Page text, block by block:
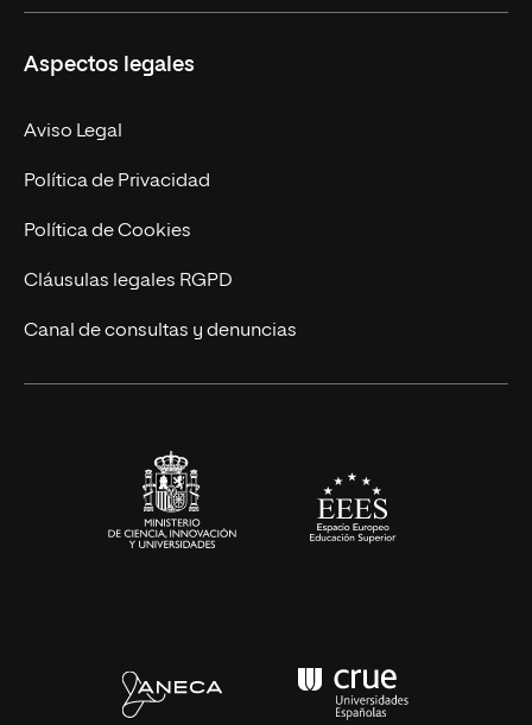
Empresa
MBA
Marketing y Comunicación
Ingeniería
Diseño
Ciencias de la Salud
Nuestro Equipo
Contacto
Aspectos legales
Aviso Legal
Política de Privacidad
Política de Cookies
Cláusulas legales RGPD
Canal de consultas y denuncias